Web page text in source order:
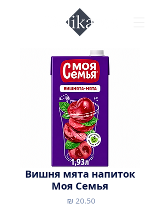
Вишня мята напиток
Моя Семья